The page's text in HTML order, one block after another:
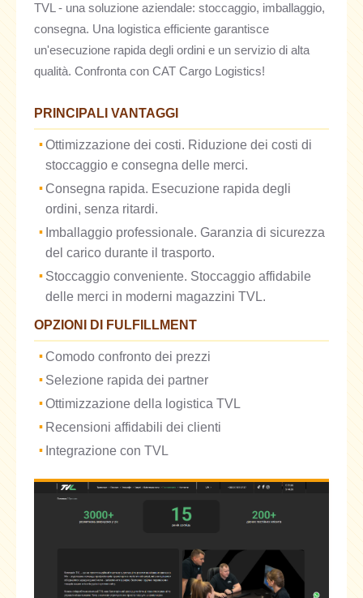
TVL - una soluzione aziendale: stoccaggio, imballaggio,
consegna. Una logistica efficiente garantisce
un'esecuzione rapida degli ordini e un servizio di alta
qualità. Confronta con CAT Cargo Logistics!
PRINCIPALI VANTAGGI
Ottimizzazione dei costi. Riduzione dei costi di
stoccaggio e consegna delle merci.
Consegna rapida. Esecuzione rapida degli
ordini, senza ritardi.
Imballaggio professionale. Garanzia di sicurezza
del carico durante il trasporto.
Stoccaggio conveniente. Stoccaggio affidabile
delle merci in moderni magazzini TVL.
OPZIONI DI FULFILLMENT
Comodo confronto dei prezzi
Selezione rapida dei partner
Ottimizzazione della logistica TVL
Recensioni affidabili dei clienti
Integrazione con TVL